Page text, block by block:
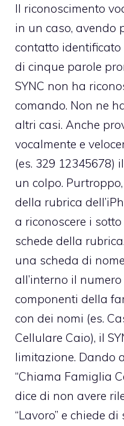
Il riconoscimento
in un caso, avendo
contatto
di cinque parole
SYNC non ha
comando. Non ne
altri casi. Anche
vocalmente e
(es. 329 12345678)
un colpo.
della rubrica
a riconoscere i
schede della
una scheda di
all’interno il
componenti della
con dei nomi (es.
Cellulare Caio), il
limitazione. Dando
“Chiama Famiglia
dice di non avere
“Lavoro” e chiede di